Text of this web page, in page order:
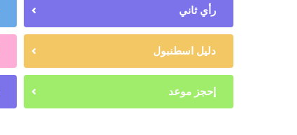
رأي ثاني
دليل اسطنبول
إحجز موعد